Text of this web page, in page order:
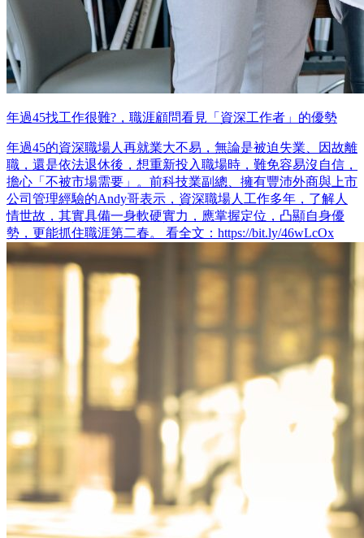
年過45找工作很難?，職涯顧問看見「資深工作者」的優勢
年過45的資深職場人再就業大不易，無論是被迫失業、因故離
職，還是依法退休後，想重新投入職場時，難免容易沒自信，
擔心「不被市場需要」。前科技業副總、擁有豐沛外商與上市
公司管理經驗的Andy哥表示，資深職場人工作多年，了解人
情世故，其實具備一身軟硬實力，應掌握定位，凸顯自身優
勢，更能抓住職涯第二春。 看全文：https://bit.ly/46wLcOx